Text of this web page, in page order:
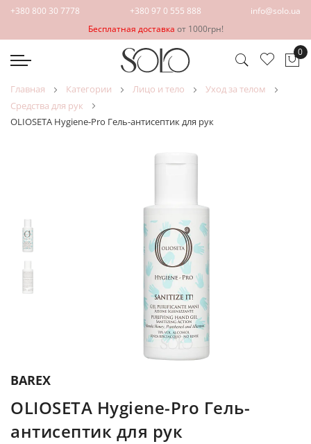
+380 800 30 7778 +380 97 0 555 888
info@solo.ua
Бесплатная доставка от 1000грн!
0
главная категории лицо и тело
уход за телом
средства для рук
OLIOSETA Hygiene-Pro Гель-антисептик для рук
BAREX
OLIOSETA Hygiene-Pro Гель-
антисептик для рук